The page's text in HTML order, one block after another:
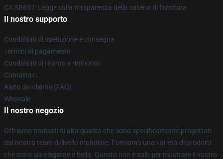
CA SB657: Legge sulla trasparenza della catena di fornitura
Il nostro supporto
Condizioni di spedizione e consegna
Termini di pagamento
Condizioni di ritorno e rimborso
Contattaci
Aiuto del cliente (FAQ)
Whosale
Il nostro negozio
Offriamo prodotti di alta qualità che sono specificamente progettati
dal nostro team di livello mondiale. Forniamo una varietà di prodotti
che sono sia elegante e bella. Questo non è solo per mostrare il vostro